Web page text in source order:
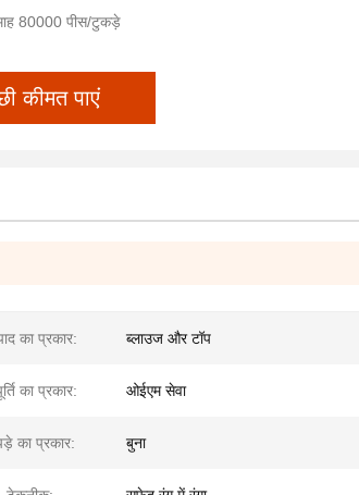
माह 80000 पीस/टुकड़े
कीमत पाएं
का प्रकार: ब्लाउज और टॉप
का प्रकार: ओईएम सेवा
का प्रकार: बुना